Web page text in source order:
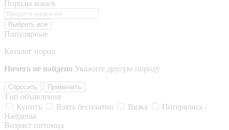
Породы кошек
Выбрать все
Популярные
Каталог пород
Ничего не найдено Укажите другую породу
Сбросить Применить
Тип объявления
Купить
Взять бесплатно Вязка
Потерялись /
Найдены
Возраст питомца